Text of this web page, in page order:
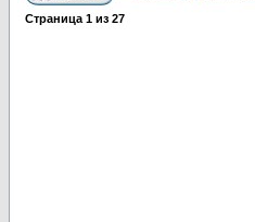
Страница 1 из 27